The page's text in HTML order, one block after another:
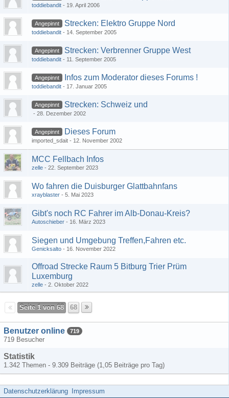
toddiebandit 19. April 2006
Angepinnt Strecken: Elektro Gruppe Nord
toddiebandit 14. September 2005
Angepinnt Strecken: Verbrenner Gruppe West
toddiebandit 11. September 2005
Angepinnt Infos zum Moderator dieses Forums !
toddiebandit 17. Januar 2005
Angepinnt Strecken: Schweiz und
28. Dezember 2002
Angepinnt Dieses Forum
imported_sdait 12. November 2002
MCC Fellbach Infos
zelle 22. September 2023
Wo fahren die Duisburger Glattbahnfans
xrayblaster 5. Mai 2023
Gibt's noch RC Fahrer im Alb-Donau-Kreis?
Autoschieber 16. März 2023
Siegen und Umgebung Treffen,Fahren etc.
Genicksalto 16. November 2022
Offroad Strecke Raum 5 Bitburg Trier Prüm
Luxemburg
zelle 2. Oktober 2022
Seite 1 von 68 68
Benutzer online 719
719 Besucher
Statistik
1.342 Themen - 9.309 Beiträge (1,05 Beiträge pro Tag)
Datenschutzerklärung Impressum